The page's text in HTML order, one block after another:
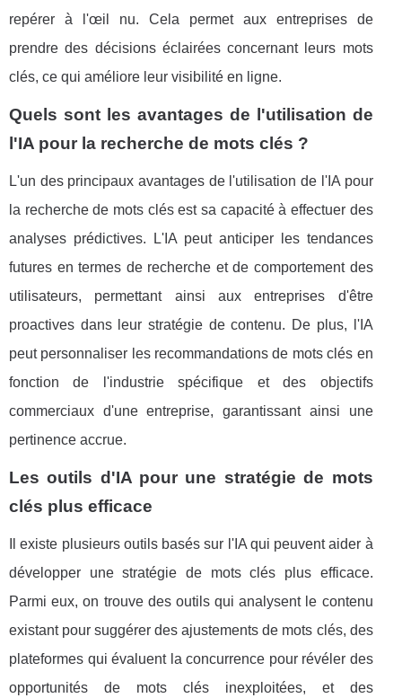
repérer à l'œil nu. Cela permet aux entreprises de
prendre des décisions éclairées concernant leurs mots
clés, ce qui améliore leur visibilité en ligne.
Quels sont les avantages de l'utilisation de
l'IA pour la recherche de mots clés ?
L'un des principaux avantages de l'utilisation de l'IA pour
la recherche de mots clés est sa capacité à effectuer des
analyses prédictives. L'IA peut anticiper les tendances
futures en termes de recherche et de comportement des
utilisateurs, permettant ainsi aux entreprises d'être
proactives dans leur stratégie de contenu. De plus, l'IA
peut personnaliser les recommandations de mots clés en
fonction de l'industrie spécifique et des objectifs
commerciaux d'une entreprise, garantissant ainsi une
pertinence accrue.
Les outils d'IA pour une stratégie de mots
clés plus efficace
Il existe plusieurs outils basés sur l'IA qui peuvent aider à
développer une stratégie de mots clés plus efficace.
Parmi eux, on trouve des outils qui analysent le contenu
existant pour suggérer des ajustements de mots clés, des
plateformes qui évaluent la concurrence pour révéler des
opportunités de mots clés inexploitées, et des